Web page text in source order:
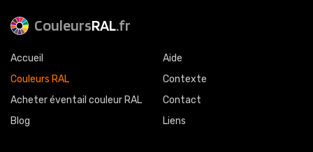
CouleursRAL.fr
Accueil
Couleurs RAL
Acheter éventail couleur RAL
Blog
Aide
Contexte
Contact
Liens